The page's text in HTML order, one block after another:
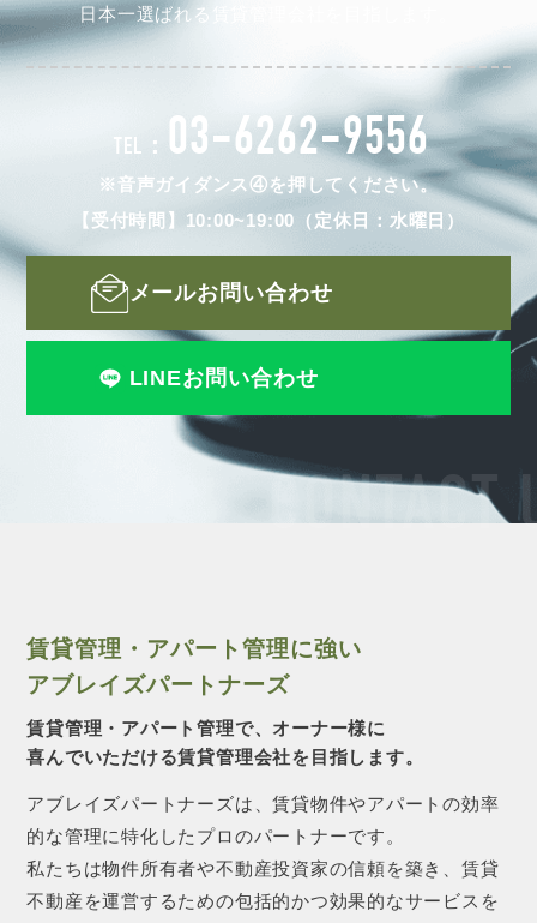
CONTACT
日本一選ばれる賃貸管理会社を目指します。
TEL： 03-6262-9556
※音声ガイダンス④を押してください。
【受付時間】10:00~19:00（定休日：水曜日）
メールお問い合わせ
LINEお問い合わせ
賃貸管理・アパート管理に強い
アブレイズパートナーズ
賃貸管理・アパート管理で、オーナー様に
喜んでいただける賃貸管理会社を目指します。
アブレイズパートナーズは、賃貸物件やアパートの効率
的な管理に特化したプロのパートナーです。
私たちは物件所有者や不動産投資家の信頼を築き、賃貸
不動産を運営するための包括的かつ効果的なサービスを